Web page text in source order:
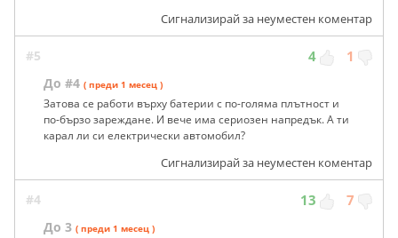
Сигнализирай за неуместен коментар
#5 4 1
До #4 ( преди 1 месец )
Затова се работи върху батерии с по-голяма плътност и
по-бързо зареждане. И вече има сериозен напредък. А ти
карал ли си електрически автомобил?
Сигнализирай за неуместен коментар
#4 13 7
До 3 ( преди 1 месец )